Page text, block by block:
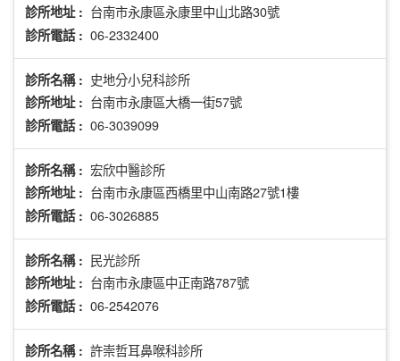
診所地址 : 台南市永康區永康里中山北路30號
診所電話 : 06-2332400
診所名稱 : 史地分小兒科診所
診所地址 : 台南市永康區大橋一街57號
診所電話 : 06-3039099
診所名稱 : 宏欣中醫診所
診所地址 : 台南市永康區西橋里中山南路27號1樓
診所電話 : 06-3026885
診所名稱 : 民光診所
診所地址 : 台南市永康區中正南路787號
診所電話 : 06-2542076
診所名稱 : 許崇哲耳鼻喉科診所